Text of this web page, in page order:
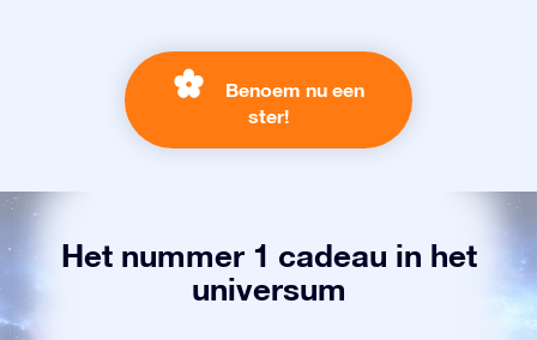
Benoem nu een
ster!
Het nummer 1 cadeau in het
universum